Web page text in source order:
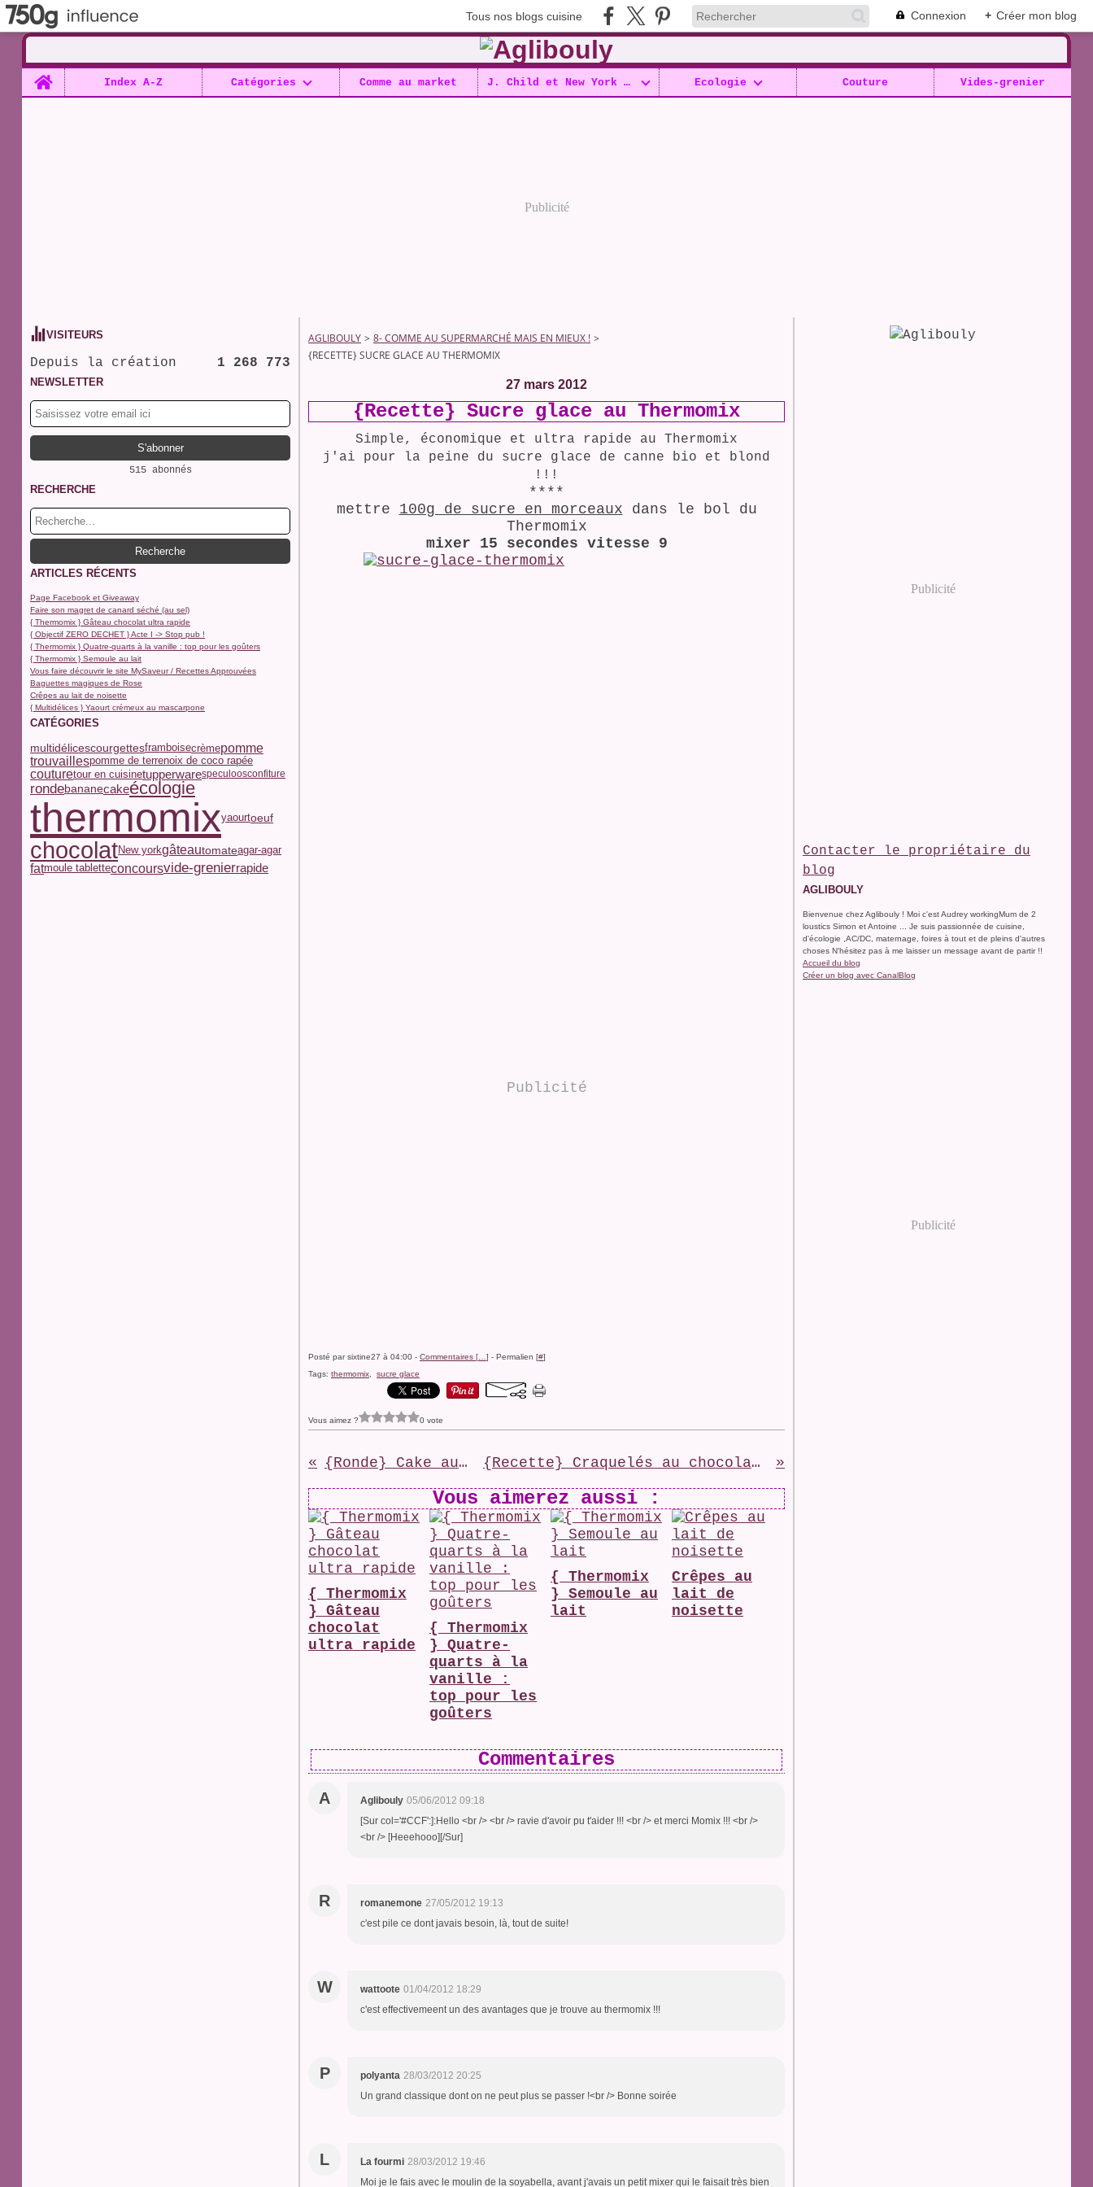
Tous nos blogs cuisine Connexion + Créer mon blog
Home
Index A-Z Catégories Comme au market J. Child et New York !! Ecologie Couture Vides-grenier
Publicité
VISITEURS
Depuis la création 1 268 773
NEWSLETTER
515 abonnés
RECHERCHE
ARTICLES RÉCENTS
Page Facebook et Giveaway
Faire son magret de canard séché (au sel)
{ Thermomix } Gâteau chocolat ultra rapide
{ Objectif ZERO DECHET } Acte I -> Stop pub !
{ Thermomix } Quatre-quarts à la vanille : top pour les goûters
{ Thermomix } Semoule au lait
Vous faire découvrir le site MySaveur / Recettes Approuvées
Baguettes magiques de Rose
Crêpes au lait de noisette
{ Multidélices } Yaourt crémeux au mascarpone
CATÉGORIES
multidélicescourgettesframboisecrèmepomme
trouvaillespomme de terrenoix de coco rapée
couturetour en cuisinetupperwarespeculoosconfiture
rondebananecakeécologie
thermomixyaourtoeuf
chocolatNew yorkgâteautomateagar-agar
fatmoule tabletteconcoursvide-grenierrapide
AGLIBOULY > 8- COMME AU SUPERMARCHÉ MAIS EN MIEUX ! >
{RECETTE} SUCRE GLACE AU THERMOMIX
27 mars 2012
{Recette} Sucre glace au Thermomix
Simple, économique et ultra rapide au Thermomix
j'ai pour la peine du sucre glace de canne bio et blond
!!!
****
mettre 100g de sucre en morceaux dans le bol du
Thermomix
mixer 15 secondes vitesse 9
Publicité
Posté par sixtine27 à 04:00 - Commentaires [ ] - Permalien [#]
Tags: thermomix sucre glace
Vous aimez ? 0 vote
{Ronde} Cake aux pommes {Recette} Craquelés au chocolat # thermomix #
Vous aimerez aussi :
{ Thermomix
} Gâteau
chocolat
ultra rapide
{ Thermomix
} Quatre-
quarts à la
vanille :
top pour les
goûters
{ Thermomix
} Semoule au
lait
Crêpes au
lait de
noisette
Commentaires
A Aglibouly 05/06/2012 09:18
[Sur col='#CCF':]:Hello <br /> <br /> ravie d'avoir pu t'aider !!! <br /> et merci Momix !!! <br />
<br /> [Heeehooo][/Sur]
R romanemone 27/05/2012 19:13
c'est pile ce dont javais besoin, là, tout de suite!
W wattoote 01/04/2012 18:29
c'est effectivemeent un des avantages que je trouve au thermomix !!!
P polyanta 28/03/2012 20:25
Un grand classique dont on ne peut plus se passer !<br /> Bonne soirée
L La fourmi 28/03/2012 19:46
Moi je le fais avec le moulin de la soyabella, avant j'avais un petit mixer qui le faisait très bien
Publicité
Contacter le propriétaire du
blog
AGLIBOULY
Bienvenue chez Aglibouly ! Moi c'est Audrey workingMum de 2
loustics Simon et Antoine ... Je suis passionnée de cuisine,
d'écologie ,AC/DC, maternage, foires à tout et de pleins d'autres
choses N'hésitez pas à me laisser un message avant de partir !!
Accueil du blog
Créer un blog avec CanalBlog
Publicité